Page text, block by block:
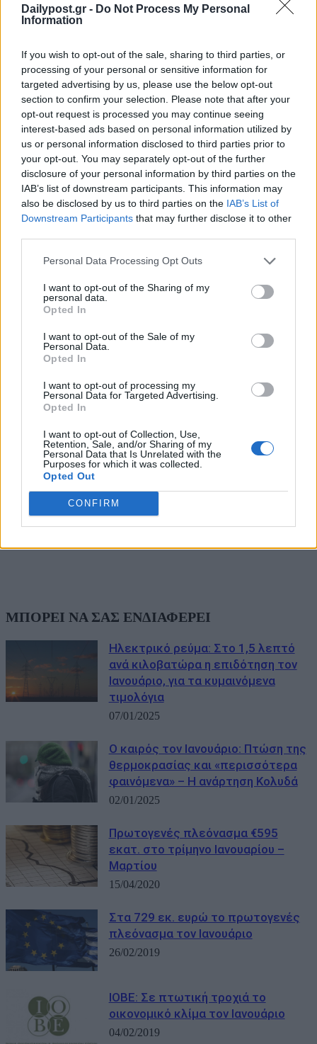
Dailypost.gr - Do Not Process My Personal
Information
If you wish to opt-out of the sale, sharing to third parties, or
processing of your personal or sensitive information for
targeted advertising by us, please use the below opt-out
section to confirm your selection. Please note that after your
opt-out request is processed you may continue seeing
interest-based ads based on personal information utilized by
us or personal information disclosed to third parties prior to
your opt-out. You may separately opt-out of the further
disclosure of your personal information by third parties on the
IAB’s list of downstream participants. This information may
also be disclosed by us to third parties on the IAB’s List of
Downstream Participants that may further disclose it to other
Personal Data Processing Opt Outs
I want to opt-out of the Sharing of my
personal data.
Opted In
I want to opt-out of the Sale of my
Personal Data.
Opted In
I want to opt-out of processing my
Personal Data for Targeted Advertising.
Opted In
I want to opt-out of Collection, Use,
Retention, Sale, and/or Sharing of my
Personal Data that Is Unrelated with the
Purposes for which it was collected.
Opted Out
CONFIRM
ΜΠΟΡΕΙ ΝΑ ΣΑΣ ΕΝΔΙΑΦΕΡΕΙ
Ηλεκτρικό ρεύμα: Στο 1,5 λεπτό
ανά κιλοβατώρα η επιδότηση τον
Ιανουάριο, για τα κυμαινόμενα
τιμολόγια
07/01/2025
Ο καιρός τον Ιανουάριο: Πτώση της
θερμοκρασίας και «περισσότερα
φαινόμενα» – Η ανάρτηση Κολυδά
02/01/2025
Πρωτογενές πλεόνασμα €595
εκατ. στο τρίμηνο Ιανουαρίου –
Μαρτίου
15/04/2020
Στα 729 εκ. ευρώ το πρωτογενές
πλεόνασμα τον Ιανουάριο
26/02/2019
ΙΟΒΕ: Σε πτωτική τροχιά το
οικονομικό κλίμα τον Ιανουάριο
04/02/2019